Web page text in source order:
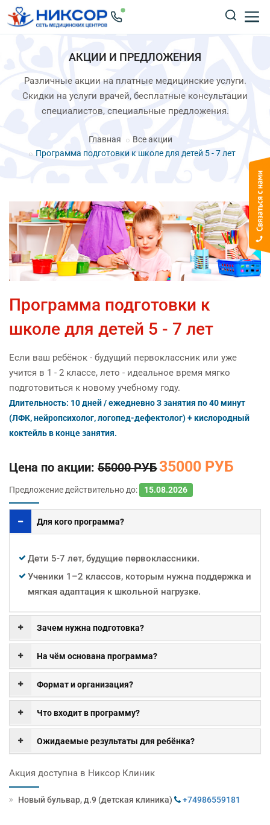
АКЦИИ И ПРЕДЛОЖЕНИЯ
Различные акции на платные медицинские услуги.
Скидки на услуги врачей, бесплатные консультации
специалистов, специальные предложения.
Главная
Все акции
Программа подготовки к школе для детей 5 - 7 лет
Программа подготовки к
школе для детей 5 - 7 лет
Если ваш ребёнок - будущий первоклассник или уже
учится в 1 - 2 классе, лето - идеальное время мягко
подготовиться к новому учебному году.
Длительность: 10 дней / ежедневно 3 занятия по 40 минут
(ЛФК, нейропсихолог, логопед‑дефектолог) + кислородный
коктейль в конце занятия.
Цена по акции: 55000 РУБ35000 РУБ
Предложение действительно до: 15.08.2026
Для кого программа?
Дети 5-7 лет, будущие первоклассники.
Ученики 1–2 классов, которым нужна поддержка и
мягкая адаптация к школьной нагрузке.
Зачем нужна подготовка?
На чём основана программа?
Формат и организация?
Что входит в программу?
Ожидаемые результаты для ребёнка?
Акция доступна в Никсор Клиник
Новый бульвар, д.9 (детская клиника) +74986559181